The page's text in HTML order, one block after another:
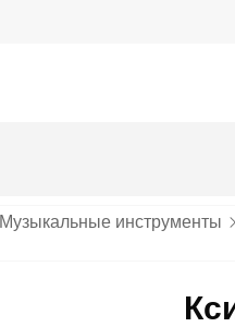
Музыкальные инструменты